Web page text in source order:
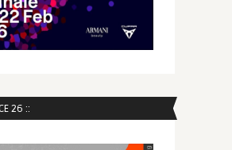
26 ::